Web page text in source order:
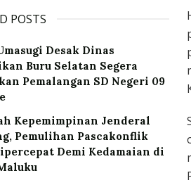
POSTS
Desak Dinas
Buru Selatan Segera
Pemalangan SD Negeri 09
Kepemimpinan Jenderal
Pemulihan Pascakonflik
Demi Kedamaian di